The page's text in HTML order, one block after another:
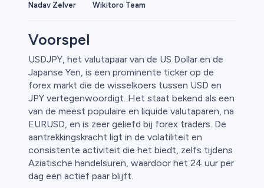
Nadav Zelver Wikitoro Team
Voorspel
USDJPY, het valutapaar van de US Dollar en de
Japanse Yen, is een prominente ticker op de
forex markt die de wisselkoers tussen USD en
JPY vertegenwoordigt. Het staat bekend als een
van de meest populaire en liquide valutaparen, na
EURUSD, en is zeer geliefd bij forex traders. De
aantrekkingskracht ligt in de volatiliteit en
consistente activiteit die het biedt, zelfs tijdens
Aziatische handelsuren, waardoor het 24 uur per
dag een actief paar blijft.